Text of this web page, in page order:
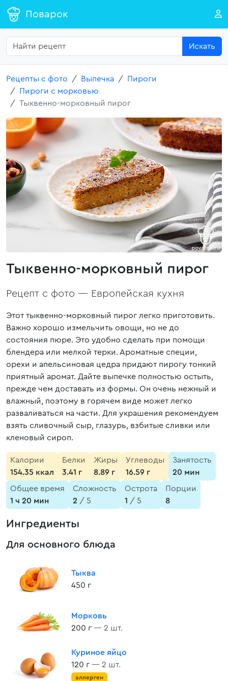
Поварок
Искать
Рецепты с фото Выпечка
Пироги
Пироги с морковью
Тыквенно-морковный пирог
Тыквенно-морковный пирог
Рецепт с фото — Европейская кухня
Этот тыквенно-морковный пирог легко приготовить.
Важно хорошо измельчить овощи, но не до
состояния пюре. Это удобно сделать при помощи
блендера или мелкой терки. Ароматные специи,
орехи и апельсиновая цедра придают пирогу тонкий
приятный аромат. Дайте выпечке полностью остыть,
прежде чем доставать из формы. Он очень нежный и
влажный, поэтому в горячем виде может легко
разваливаться на части. Для украшения рекомендуем
взять сливочный сыр, глазурь, взбитые сливки или
кленовый сироп.
Калории
154.35 ккал
Белки
3.41 г
Жиры
8.89 г
Углеводы
16.59 г
Занятость
20 мин
Общее время
1 ч 20 мин
Сложность
2 / 5
Острота
1 / 5
Порции
8
Ингредиенты
Для основного блюда
Тыква
450 г
Морковь
200 г — 2 шт.
Куриное яйцо
120 г — 2 шт.
аллерген